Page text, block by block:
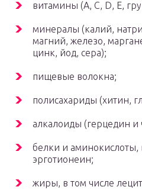
витамины (А, С, D, Е,
минералы (калий,
магний, железо,
цинк, йод, сера);
пищевые волокна;
полисахариды (хитин,
алкалоиды (герцедин и
белки и аминокислоты,
эрготионеин;
жиры, в том числе